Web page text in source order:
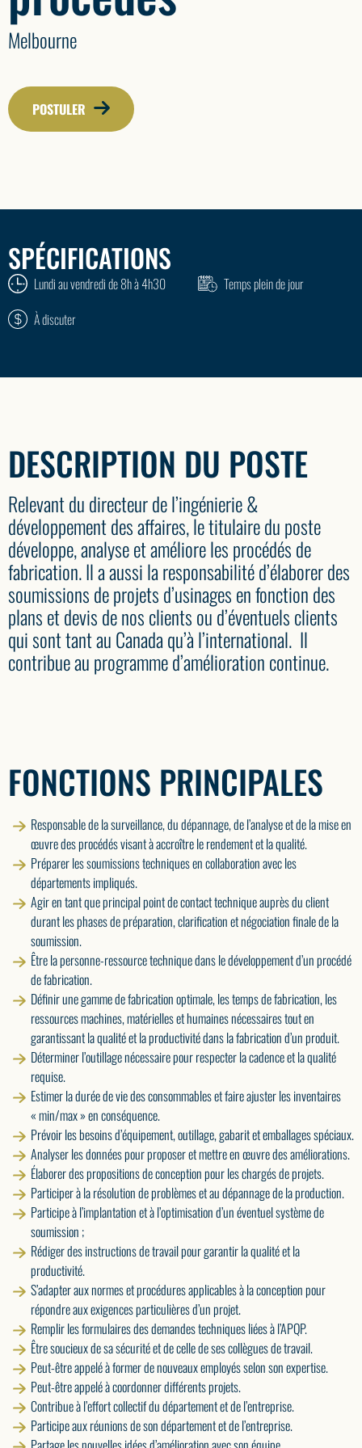
Melbourne
POSTULER
SPÉCIFICATIONS
Lundi au vendredi de 8h à 4h30
Temps plein de jour
À discuter
DESCRIPTION DU POSTE
Relevant du directeur de l’ingénierie &
développement des affaires, le titulaire du poste
développe, analyse et améliore les procédés de
fabrication. Il a aussi la responsabilité d’élaborer des
soumissions de projets d’usinages en fonction des
plans et devis de nos clients ou d’éventuels clients
qui sont tant au Canada qu’à l’international. Il
contribue au programme d’amélioration continue.
FONCTIONS PRINCIPALES
Responsable de la surveillance, du dépannage, de l’analyse et de la mise en
œuvre des procédés visant à accroître le rendement et la qualité.
Préparer les soumissions techniques en collaboration avec les
départements impliqués.
Agir en tant que principal point de contact technique auprès du client
durant les phases de préparation, clarification et négociation finale de la
soumission.
Être la personne-ressource technique dans le développement d’un procédé
de fabrication.
Définir une gamme de fabrication optimale, les temps de fabrication, les
ressources machines, matérielles et humaines nécessaires tout en
garantissant la qualité et la productivité dans la fabrication d’un produit.
Déterminer l’outillage nécessaire pour respecter la cadence et la qualité
requise.
Estimer la durée de vie des consommables et faire ajuster les inventaires
« min/max » en conséquence.
Prévoir les besoins d’équipement, outillage, gabarit et emballages spéciaux.
Analyser les données pour proposer et mettre en œuvre des améliorations.
Élaborer des propositions de conception pour les chargés de projets.
Participer à la résolution de problèmes et au dépannage de la production.
Participe à l’implantation et à l’optimisation d’un éventuel système de
soumission ;
Rédiger des instructions de travail pour garantir la qualité et la
productivité.
S’adapter aux normes et procédures applicables à la conception pour
répondre aux exigences particulières d’un projet.
Remplir les formulaires des demandes techniques liées à l’APQP.
Être soucieux de sa sécurité et de celle de ses collègues de travail.
Peut-être appelé à former de nouveaux employés selon son expertise.
Peut-être appelé à coordonner différents projets.
Contribue à l’effort collectif du département et de l’entreprise.
Participe aux réunions de son département et de l’entreprise.